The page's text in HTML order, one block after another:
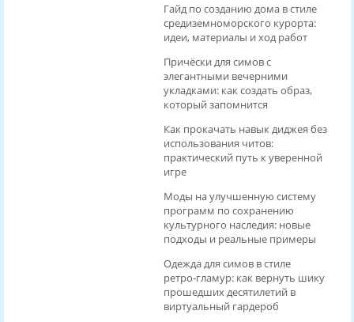
Гайд по созданию дома в стиле
средиземноморского курорта:
идеи, материалы и ход работ
Причёски для симов с
элегантными вечерними
укладками: как создать образ,
который запомнится
Как прокачать навык диджея без
использования читов:
практический путь к уверенной
игре
Моды на улучшенную систему
программ по сохранению
культурного наследия: новые
подходы и реальные примеры
Одежда для симов в стиле
ретро‑гламур: как вернуть шику
прошедших десятилетий в
виртуальный гардероб